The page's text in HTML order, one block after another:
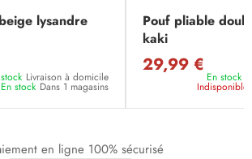
lysandre
Livraison à domicile
En stock Dans 1 magasins
Pouf pliable
kaki
29,99 €
En stock
Indisponible
en ligne 100% sécurisé